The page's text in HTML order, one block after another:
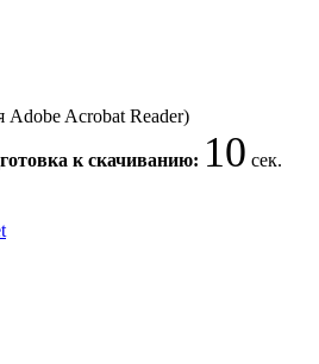
Adobe Acrobat Reader)
к скачиванию: 10 сек.